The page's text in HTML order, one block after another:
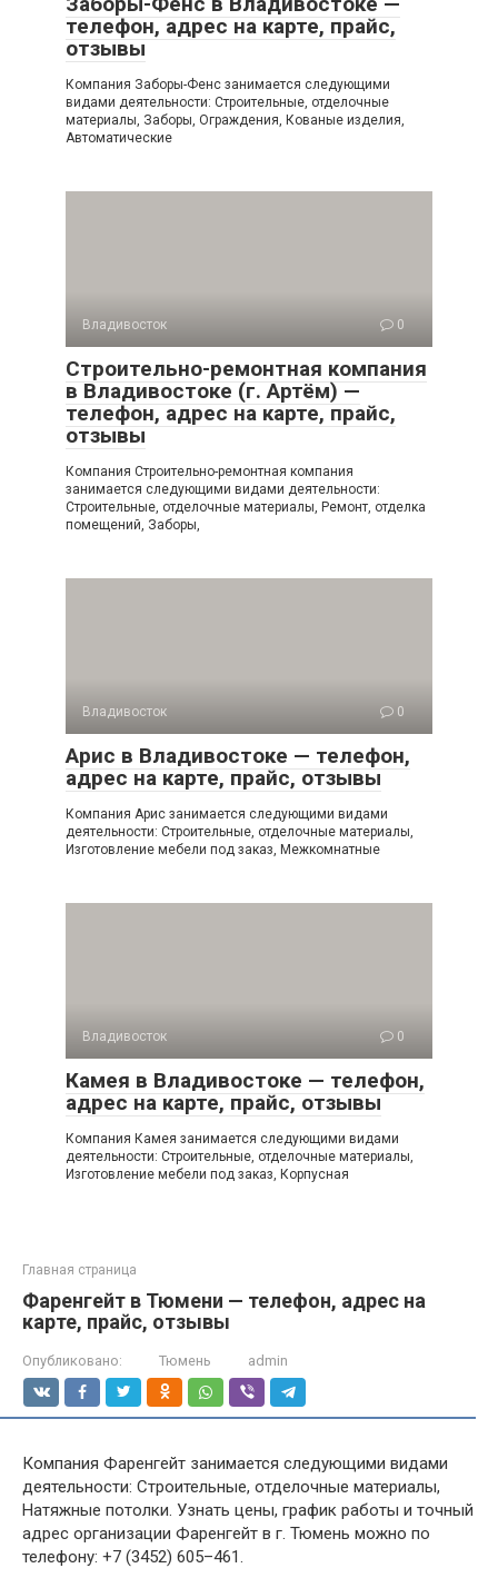
телефон, адрес на карте, прайс,
отзывы
Компания Заборы-Фенс занимается следующими
видами деятельности: Строительные, отделочные
материалы, Заборы, Ограждения, Кованые изделия,
Автоматические
Владивосток 0
Строительно-ремонтная компания
в Владивостоке (г. Артём) —
телефон, адрес на карте, прайс,
отзывы
Компания Строительно-ремонтная компания
занимается следующими видами деятельности:
Строительные, отделочные материалы, Ремонт, отделка
помещений, Заборы,
Владивосток 0
Арис в Владивостоке — телефон,
адрес на карте, прайс, отзывы
Компания Арис занимается следующими видами
деятельности: Строительные, отделочные материалы,
Изготовление мебели под заказ, Межкомнатные
Владивосток 0
Камея в Владивостоке — телефон,
адрес на карте, прайс, отзывы
Компания Камея занимается следующими видами
деятельности: Строительные, отделочные материалы,
Изготовление мебели под заказ, Корпусная
Главная страница
Фаренгейт в Тюмени — телефон, адрес на
карте, прайс, отзывы
Опубликовано: Тюмень admin
Компания Фаренгейт занимается следующими видами
деятельности: Строительные, отделочные материалы,
Натяжные потолки. Узнать цены, график работы и точный
адрес организации Фаренгейт в г. Тюмень можно по
телефону: +7 (3452) 605–461.